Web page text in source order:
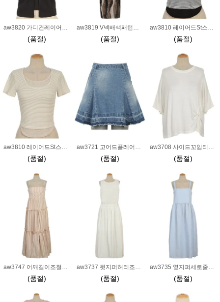
aw3820 가디건레이어드St잔골지반소매티_블랙
(품절)
aw3819 V넥배색패턴플리츠반소매원피스_블랙
(품절)
aw3810 레이어드St스트라이프티_블랙
(품절)
aw3810 레이어드St스트라이프티_베이지
(품절)
aw3721 고어드플레어데님스커트_블루M
(품절)
aw3708 사이드꼬임티_아이보리
(품절)
aw3747 어깨길이조절끈세로줄롱원피스_핑크S
(품절)
aw3737 뒷지퍼허리조임끈민소매원피스_크림
(품절)
aw3735 옆지퍼세로줄지지미나시원피스_블루
(품절)